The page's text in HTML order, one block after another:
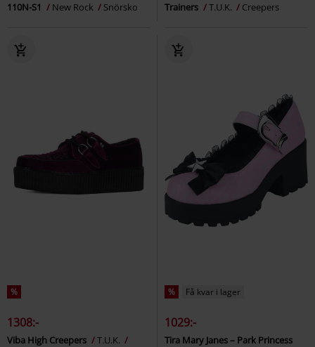
110N-S1
New Rock Snörsko
Trainers
T.U.K. Creepers
%
1308:-
Viba High Creepers
T.U.K.
% Få kvar i lager
1029:-
Tira Mary Janes – Park Princess